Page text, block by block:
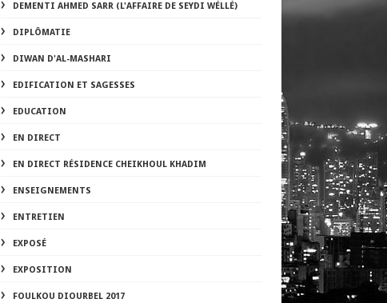
DEMENTI AHMED SARR (L'AFFAIRE DE SEYDI WÉLLÉ)
DIPLÔMATIE
DIWAN D'AL-MASHARI
EDIFICATION ET SAGESSES
EDUCATION
EN DIRECT
EN DIRECT RÉSIDENCE CHEIKHOUL KHADIM
ENSEIGNEMENTS
ENTRETIEN
EXPOSÉ
EXPOSITION
FOULKOU DIOURBEL 2017